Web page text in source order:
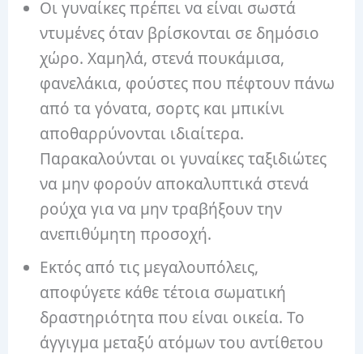
Οι γυναίκες πρέπει να είναι σωστά
ντυμένες όταν βρίσκονται σε δημόσιο
χώρο. Χαμηλά, στενά πουκάμισα,
φανελάκια, φούστες που πέφτουν πάνω
από τα γόνατα, σορτς και μπικίνι
αποθαρρύνονται ιδιαίτερα.
Παρακαλούνται οι γυναίκες ταξιδιώτες
να μην φορούν αποκαλυπτικά στενά
ρούχα για να μην τραβήξουν την
ανεπιθύμητη προσοχή.
Εκτός από τις μεγαλουπόλεις,
αποφύγετε κάθε τέτοια σωματική
δραστηριότητα που είναι οικεία. Το
άγγιγμα μεταξύ ατόμων του αντίθετου